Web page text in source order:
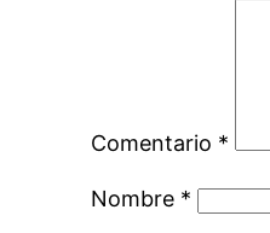
Comentario *
Nombre *